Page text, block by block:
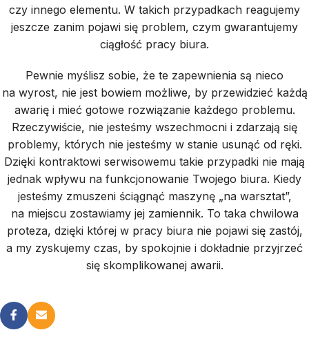
czy innego elementu. W takich przypadkach reagujemy
jeszcze zanim pojawi się problem, czym gwarantujemy
ciągłość pracy biura.
Pewnie myślisz sobie, że te zapewnienia są nieco
na wyrost, nie jest bowiem możliwe, by przewidzieć każdą
awarię i mieć gotowe rozwiązanie każdego problemu.
Rzeczywiście, nie jesteśmy wszechmocni i zdarzają się
problemy, których nie jesteśmy w stanie usunąć od ręki.
Dzięki kontraktowi serwisowemu takie przypadki nie mają
jednak wpływu na funkcjonowanie Twojego biura. Kiedy
jesteśmy zmuszeni ściągnąć maszynę „na warsztat”,
na miejscu zostawiamy jej zamiennik. To taka chwilowa
proteza, dzięki której w pracy biura nie pojawi się zastój,
a my zyskujemy czas, by spokojnie i dokładnie przyjrzeć
się skomplikowanej awarii.